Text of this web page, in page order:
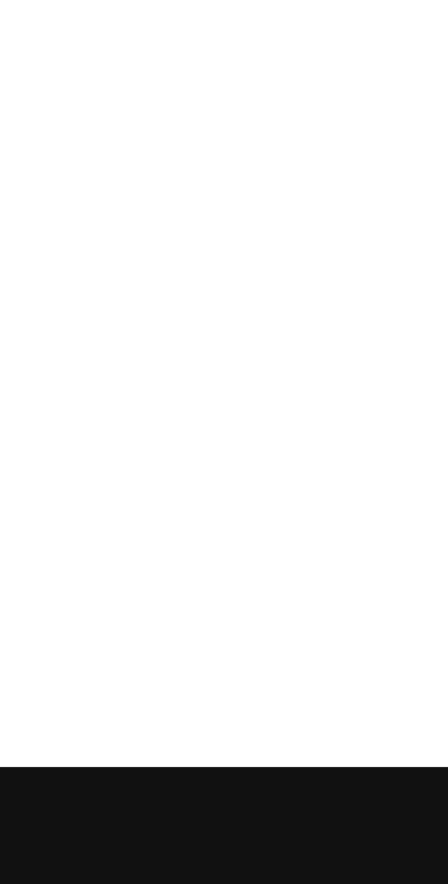
Mammut 6300 voll aktiv bei Maisernte. Fendt,